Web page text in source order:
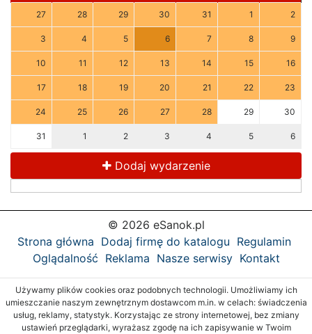
27 28 29 30 31 1 2
3 4 5 6 7 8 9
10 11 12 13 14 15 16
17 18 19 20 21 22 23
24 25 26 27 28 29 30
31 1 2 3 4 5 6
Dodaj wydarzenie
© 2026 eSanok.pl
Strona główna Dodaj firmę do katalogu Regulamin
Oglądalność Reklama Nasze serwisy Kontakt
Używamy plików cookies oraz podobnych technologii. Umożliwiamy ich
umieszczanie naszym zewnętrznym dostawcom m.in. w celach: świadczenia
usług, reklamy, statystyk. Korzystając ze strony internetowej, bez zmiany
ustawień przeglądarki, wyrażasz zgodę na ich zapisywanie w Twoim